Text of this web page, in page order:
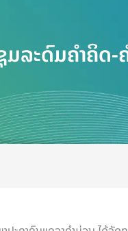
ລະດົມຄໍາຄິດ-